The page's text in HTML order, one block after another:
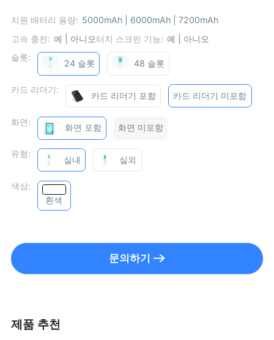
지원 배터리 용량: 5000mAh | 6000mAh | 7200mAh
고속 충전: 예 | 아니오터치 스크린 기능: 예 | 아니오
슬롯:
24 슬롯 48 슬롯
카드 리더기:
카드 리더기 포함 카드 리더기 미포함
화면:
화면 포함 화면 미포함
유형:
실내 실외
색상:
흰색
문의하기
제품 추천